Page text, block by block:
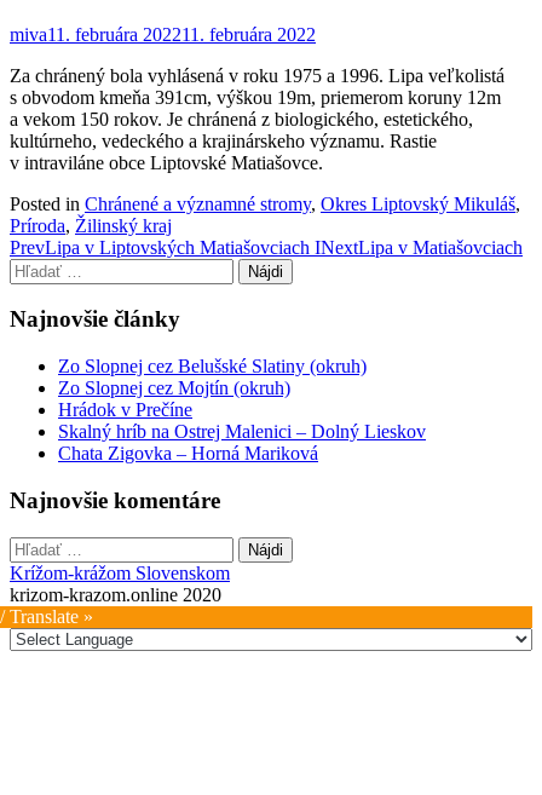
miva11. februára 202211. februára 2022
Za chránený bola vyhlásená v roku 1975 a 1996. Lipa veľkolistá
s obvodom kmeňa 391cm, výškou 19m, priemerom koruny 12m
a vekom 150 rokov. Je chránená z biologického, estetického,
kultúrneho, vedeckého a krajinárskeho významu. Rastie
v intraviláne obce Liptovské Matiašovce.
Posted in Chránené a významné stromy, Okres Liptovský Mikuláš,
Príroda, Žilinský kraj
Post
navigation
PrevLipa v Liptovských Matiašovciach INextLipa v Matiašovciach
Hľadať:
Najnovšie články
Zo Slopnej cez Belušské Slatiny (okruh)
Zo Slopnej cez Mojtín (okruh)
Hrádok v Prečíne
Skalný hríb na Ostrej Malenici – Dolný Lieskov
Chata Zigovka – Horná Mariková
Najnovšie komentáre
Hľadať:
Krížom-krážom Slovenskom
krizom-krazom.online 2020
Translate »